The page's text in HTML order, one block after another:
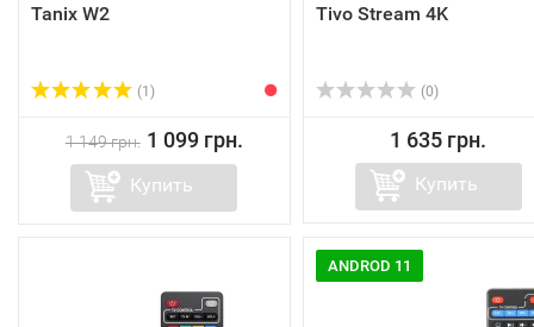
Tanix W2
(1)
1 149 грн. 1 099 грн.
Купить
Tivo Stream 4K
(0)
1 635 грн.
Купить
ANDROD 11